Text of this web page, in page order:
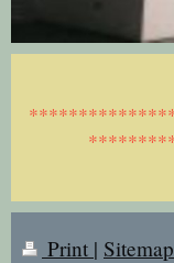
Print | Sitemap